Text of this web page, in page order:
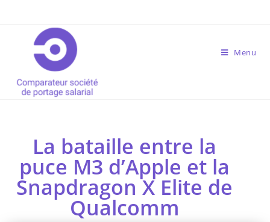
Menu
La bataille entre la
puce M3 d’Apple et la
Snapdragon X Elite de
Qualcomm